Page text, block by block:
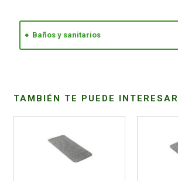
Baños y sanitarios
TAMBIÉN TE PUEDE INTERESAR
CONDICIONES